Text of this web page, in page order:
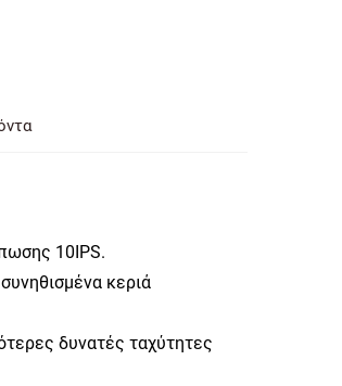
10IPS.
κεριά
δυνατές ταχύτητες